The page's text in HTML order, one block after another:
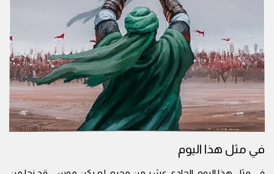
في مثل هذا اليوم